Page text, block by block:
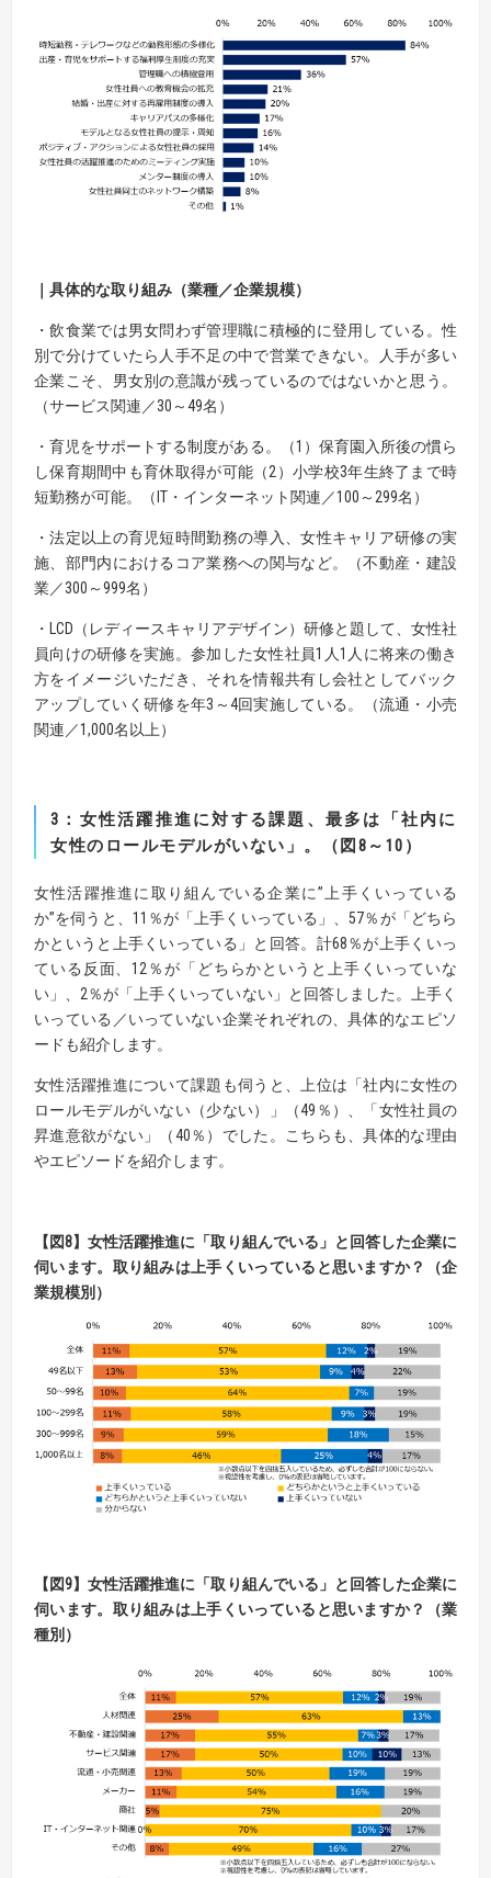
｜具体的な取り組み（業種／企業規模）
・飲食業では男女問わず管理職に積極的に登用している。性
別で分けていたら人手不足の中で営業できない。人手が多い
企業こそ、男女別の意識が残っているのではないかと思う。
（サービス関連／30～49名）
・育児をサポートする制度がある。（1）保育園入所後の慣ら
し保育期間中も育休取得が可能（2）小学校3年生終了まで時
短勤務が可能。（IT・インターネット関連／100～299名）
・法定以上の育児短時間勤務の導入、女性キャリア研修の実
施、部門内におけるコア業務への関与など。（不動産・建設
業／300～999名）
・LCD（レディースキャリアデザイン）研修と題して、女性社
員向けの研修を実施。参加した女性社員1人1人に将来の働き
方をイメージいただき、それを情報共有し会社としてバック
アップしていく研修を年3～4回実施している。（流通・小売
関連／1,000名以上）
3 ：女性活躍推進に対する課題、最多は「社内に
女性のロールモデルがいない」。（図 8 ～ 10 ）
女性活躍推進に取り組んでいる企業に”上手くいっている
か”を伺うと、11％が「上手くいっている」、57％が「どちら
かというと上手くいっている」と回答。計68％が上手くいっ
ている反面、12％が「どちらかというと上手くいっていな
い」、2％が「上手くいっていない」と回答しました。上手く
いっている／いっていない企業それぞれの、具体的なエピソ
ードも紹介します。
女性活躍推進について課題も伺うと、上位は「社内に女性の
ロールモデルがいない（少ない）」（49％）、「女性社員の
昇進意欲がない」（40％）でした。こちらも、具体的な理由
やエピソードを紹介します。
【 図8】女性活躍推進に「取り組んでいる」と回答した企業に
伺います。 取り組みは上手くいっていると思いますか？（企
業規模別）
【図9】女性活躍推進に「取り組んでいる」と回答した企業に
伺います。 取り組みは上手くいっていると思いますか？（業
種別）